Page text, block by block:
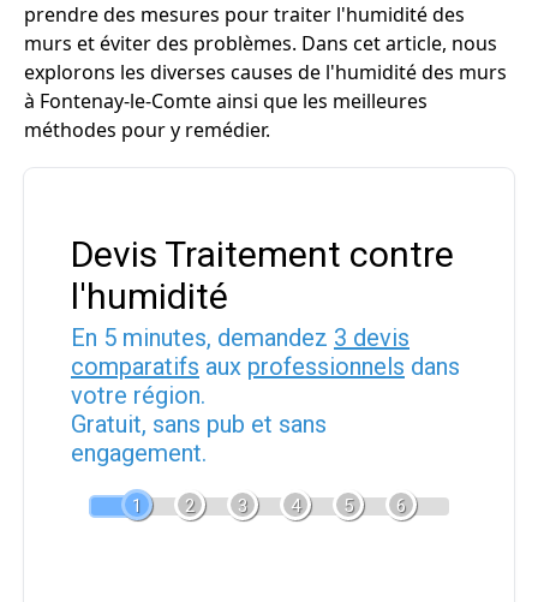
prendre des mesures pour traiter l'humidité des
murs et éviter des problèmes. Dans cet article, nous
explorons les diverses causes de l'humidité des murs
à Fontenay-le-Comte ainsi que les meilleures
méthodes pour y remédier.
Devis Traitement contre
l'humidité
En 5 minutes, demandez 3 devis
comparatifs aux professionnels dans
votre région.
Gratuit, sans pub et sans
engagement.
1 2 3 4 5 6